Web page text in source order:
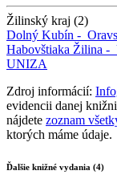
Žilinský kraj (2)
Dolný Kubín -
Habovštiaka Žilina -
UNIZA
Zdroj informácií:
evidencii danej
nájdete zoznam
ktorých máme údaje.
Ďalšie knižné vydania (4)